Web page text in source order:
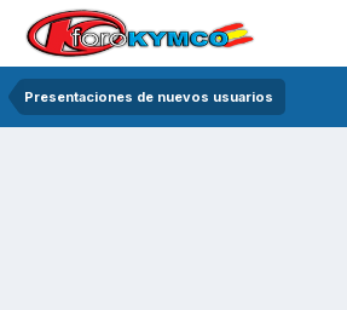
Presentaciones de nuevos usuarios